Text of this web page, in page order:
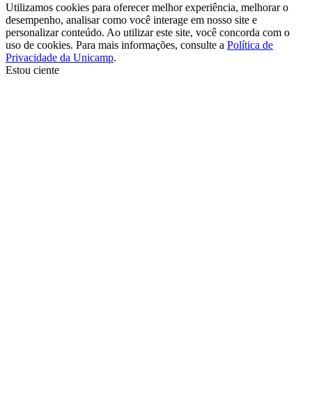
Utilizamos cookies para oferecer melhor experiência, melhorar o
desempenho, analisar como você interage em nosso site e
personalizar conteúdo. Ao utilizar este site, você concorda com o
uso de cookies. Para mais informações, consulte a Política de
Privacidade da Unicamp.
Estou ciente